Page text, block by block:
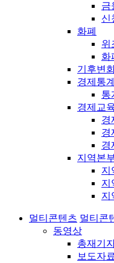
금
신
화폐
위
화
기후변
경제통계
통
경제교
경
경
경
지역본
지
지
지
멀티콘텐츠 멀티콘
동영상
총재기
보도자